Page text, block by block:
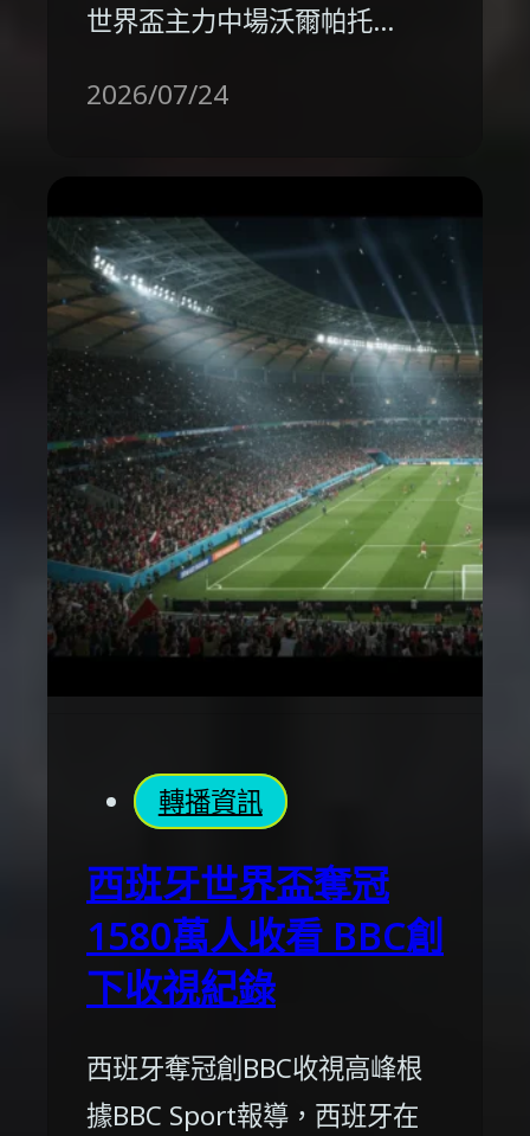
世界盃主力中場沃爾帕托…
2026/07/24
轉播資訊
西班牙世界盃奪冠
1580萬人收看 BBC創
下收視紀錄
西班牙奪冠創BBC收視高峰根
據BBC Sport報導，西班牙在